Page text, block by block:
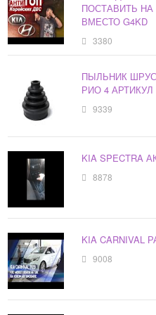
ПОСТАВИТЬ
ВМЕСТО G4KD
3380
ПЫЛЬНИК
РИО 4 АРТИКУЛ
9339
KIA SPECTRA
8878
KIA CARNIVAL
9008